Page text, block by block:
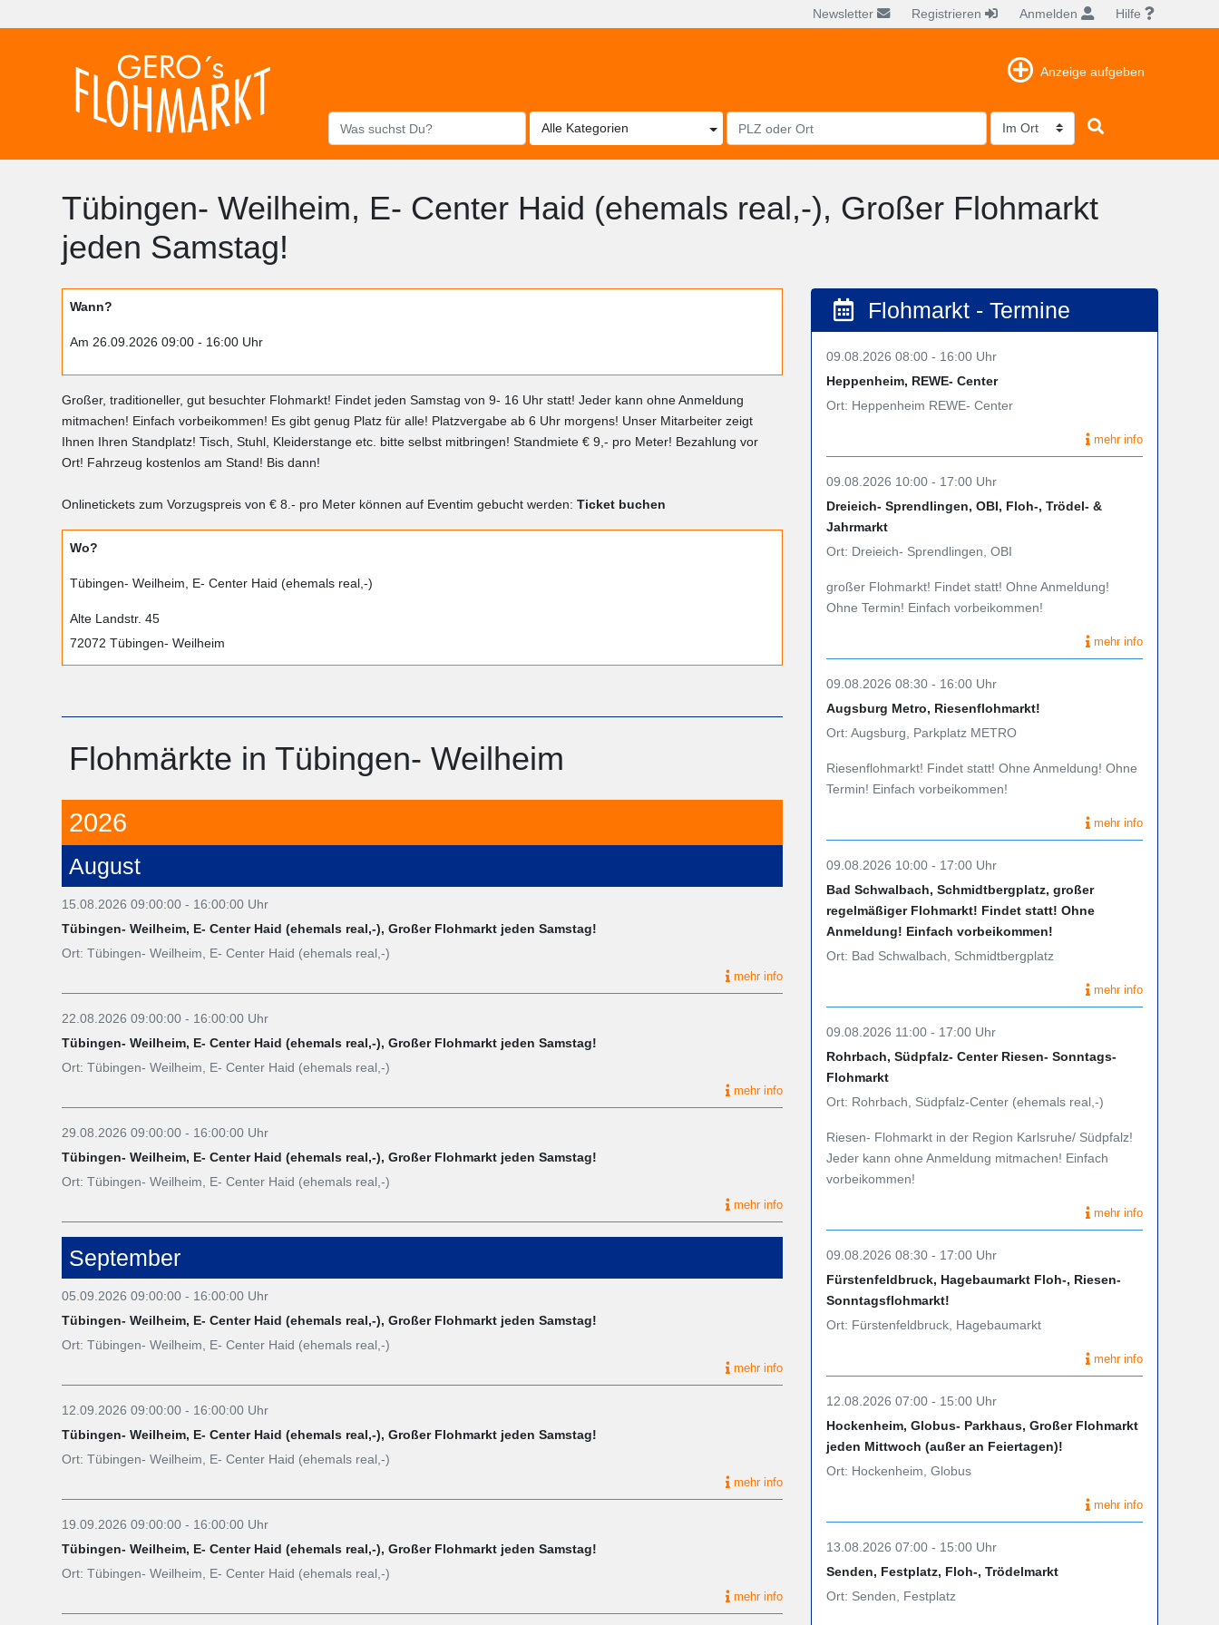
Newsletter Registrieren Anmelden Hilfe
Anzeige aufgeben
Alle Kategorien
Tübingen- Weilheim, E- Center Haid (ehemals real,-), Großer Flohmarkt
jeden Samstag!
Wann?
Am 26.09.2026 09:00 - 16:00 Uhr
Großer, traditioneller, gut besuchter Flohmarkt! Findet jeden Samstag von 9- 16 Uhr statt! Jeder kann ohne Anmeldung
mitmachen! Einfach vorbeikommen! Es gibt genug Platz für alle! Platzvergabe ab 6 Uhr morgens! Unser Mitarbeiter zeigt
Ihnen Ihren Standplatz! Tisch, Stuhl, Kleiderstange etc. bitte selbst mitbringen! Standmiete € 9,- pro Meter! Bezahlung vor
Ort! Fahrzeug kostenlos am Stand! Bis dann!
Onlinetickets zum Vorzugspreis von € 8.- pro Meter können auf Eventim gebucht werden: Ticket buchen
Wo?
Tübingen- Weilheim, E- Center Haid (ehemals real,-)
Alte Landstr. 45
72072 Tübingen- Weilheim
Flohmärkte in Tübingen- Weilheim
2026
August
15.08.2026 09:00:00 - 16:00:00 Uhr
Tübingen- Weilheim, E- Center Haid (ehemals real,-), Großer Flohmarkt jeden Samstag!
Ort: Tübingen- Weilheim, E- Center Haid (ehemals real,-)
mehr info
22.08.2026 09:00:00 - 16:00:00 Uhr
Tübingen- Weilheim, E- Center Haid (ehemals real,-), Großer Flohmarkt jeden Samstag!
Ort: Tübingen- Weilheim, E- Center Haid (ehemals real,-)
mehr info
29.08.2026 09:00:00 - 16:00:00 Uhr
Tübingen- Weilheim, E- Center Haid (ehemals real,-), Großer Flohmarkt jeden Samstag!
Ort: Tübingen- Weilheim, E- Center Haid (ehemals real,-)
mehr info
September
05.09.2026 09:00:00 - 16:00:00 Uhr
Tübingen- Weilheim, E- Center Haid (ehemals real,-), Großer Flohmarkt jeden Samstag!
Ort: Tübingen- Weilheim, E- Center Haid (ehemals real,-)
mehr info
12.09.2026 09:00:00 - 16:00:00 Uhr
Tübingen- Weilheim, E- Center Haid (ehemals real,-), Großer Flohmarkt jeden Samstag!
Ort: Tübingen- Weilheim, E- Center Haid (ehemals real,-)
mehr info
19.09.2026 09:00:00 - 16:00:00 Uhr
Tübingen- Weilheim, E- Center Haid (ehemals real,-), Großer Flohmarkt jeden Samstag!
Ort: Tübingen- Weilheim, E- Center Haid (ehemals real,-)
mehr info
Flohmarkt - Termine
09.08.2026 08:00 - 16:00 Uhr
Heppenheim, REWE- Center
Ort: Heppenheim REWE- Center
mehr info
09.08.2026 10:00 - 17:00 Uhr
Dreieich- Sprendlingen, OBI, Floh-, Trödel- &
Jahrmarkt
Ort: Dreieich- Sprendlingen, OBI
großer Flohmarkt! Findet statt! Ohne Anmeldung!
Ohne Termin! Einfach vorbeikommen!
mehr info
09.08.2026 08:30 - 16:00 Uhr
Augsburg Metro, Riesenflohmarkt!
Ort: Augsburg, Parkplatz METRO
Riesenflohmarkt! Findet statt! Ohne Anmeldung! Ohne
Termin! Einfach vorbeikommen!
mehr info
09.08.2026 10:00 - 17:00 Uhr
Bad Schwalbach, Schmidtbergplatz, großer
regelmäßiger Flohmarkt! Findet statt! Ohne
Anmeldung! Einfach vorbeikommen!
Ort: Bad Schwalbach, Schmidtbergplatz
mehr info
09.08.2026 11:00 - 17:00 Uhr
Rohrbach, Südpfalz- Center Riesen- Sonntags-
Flohmarkt
Ort: Rohrbach, Südpfalz-Center (ehemals real,-)
Riesen- Flohmarkt in der Region Karlsruhe/ Südpfalz!
Jeder kann ohne Anmeldung mitmachen! Einfach
vorbeikommen!
mehr info
09.08.2026 08:30 - 17:00 Uhr
Fürstenfeldbruck, Hagebaumarkt Floh-, Riesen-
Sonntagsflohmarkt!
Ort: Fürstenfeldbruck, Hagebaumarkt
mehr info
12.08.2026 07:00 - 15:00 Uhr
Hockenheim, Globus- Parkhaus, Großer Flohmarkt
jeden Mittwoch (außer an Feiertagen)!
Ort: Hockenheim, Globus
mehr info
13.08.2026 07:00 - 15:00 Uhr
Senden, Festplatz, Floh-, Trödelmarkt
Ort: Senden, Festplatz